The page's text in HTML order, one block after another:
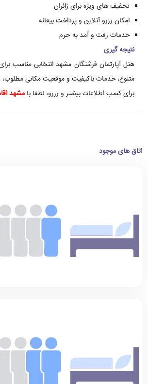
تخفیف های ویژه برای زائران
امکان رزرو آنلاین و پرداخت بیعانه
خدمات رفت و آمد به حرم
نتیجه گیری
هتل آپارتمان فرشتگان مشهد انتخابی مناسب
متنوع، خدمات باکیفیت و موقعیت مکانی مطلوب،
برای کسب اطلاعات بیشتر و رزرو، لطفا با مشهد
اتاق های موجود